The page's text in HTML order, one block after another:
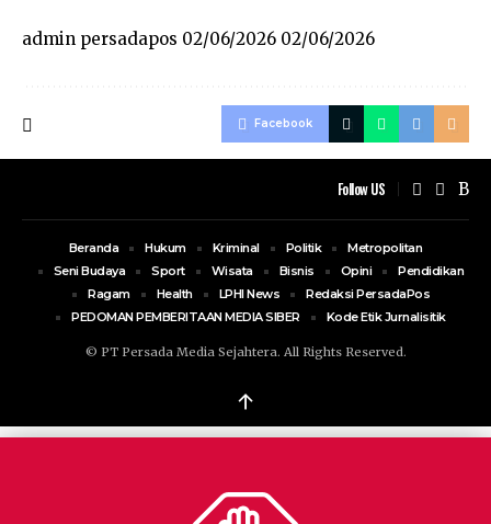
admin persadapos 02/06/2026 02/06/2026
Facebook
Follow US
© PT Persada Media Sejahtera. All Rights Reserved.
Beranda Hukum Kriminal Politik
Metropolitan
Seni Budaya
Sport Wisata Bisnis Opini
Pendidikan
Ragam
Health LPHI News
Redaksi PersadaPos
PEDOMAN PEMBERITAAN MEDIA SIBER
Kode Etik Jurnalisitik
↑